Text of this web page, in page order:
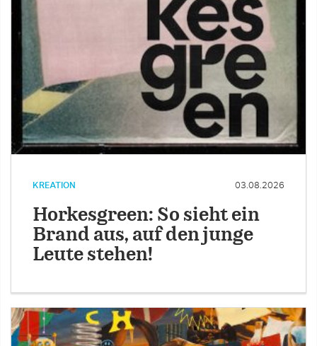
KREATION 03.08.2026
Horkesgreen: So sieht ein
Brand aus, auf den junge
Leute stehen!